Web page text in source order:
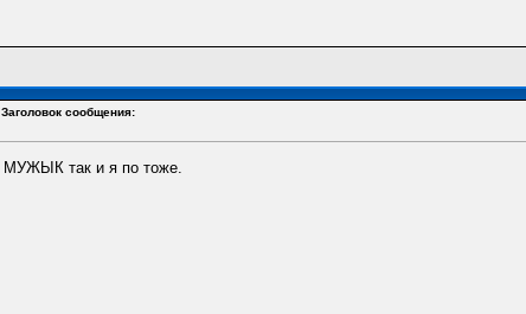
Заголовок сообщения:
МУЖЫК так и я по тоже.